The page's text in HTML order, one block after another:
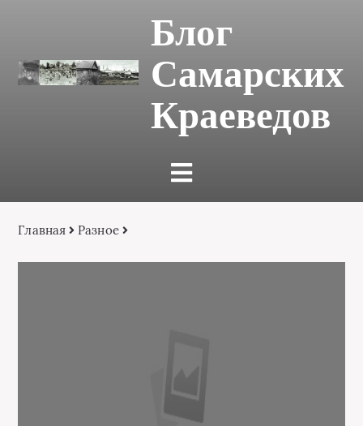
Блог
Самарских
Краеведов
Главная Разное